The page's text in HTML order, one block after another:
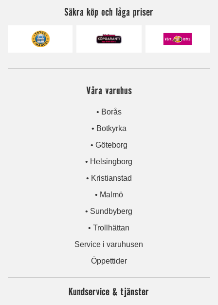
Säkra köp och låga priser
Våra varuhus
• Borås
• Botkyrka
• Göteborg
• Helsingborg
• Kristianstad
• Malmö
• Sundbyberg
• Trollhättan
Service i varuhusen
Öppettider
Kundservice & tjänster